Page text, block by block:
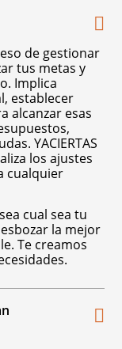
de gestionar
tus metas y
Implica
establecer
alcanzar esas
YACIERTAS
los ajustes
cualquier
cual sea tu
la mejor
Te creamos